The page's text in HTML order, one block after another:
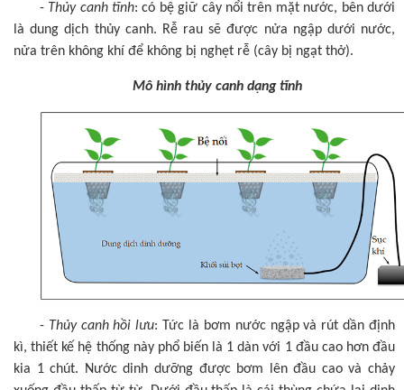
- Thủy canh tĩnh: có bệ giữ cây nổi trên mặt nước, bên dưới
là dung dịch thủy canh. Rễ rau sẽ được nửa ngập dưới nước,
nửa trên không khí để không bị nghẹt rễ (cây bị ngạt thở).
Mô hình thủy canh dạng tĩnh
- Thủy canh hồi lưu: Tức là bơm nước ngập và rút dần định
kì, thiết kế hệ thống này phổ biến là 1 dàn với 1 đầu cao hơn đầu
kia 1 chút. Nước dinh dưỡng được bơm lên đầu cao và chảy